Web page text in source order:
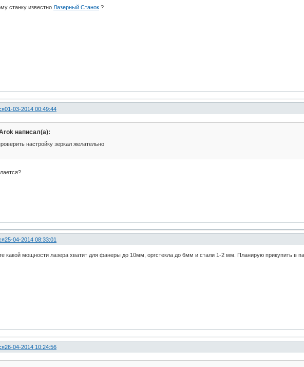
станку известно Лазерный Станок ?
01-03-2014 00:49:44
написал(а):
настройку зеркал желательно
25-04-2014 08:33:01
какой мощности лазера хватит для фанеры до 10мм, оргстекла до 6мм и стали 1-2 мм. Планирую прикупить в
26-04-2014 10:24:56